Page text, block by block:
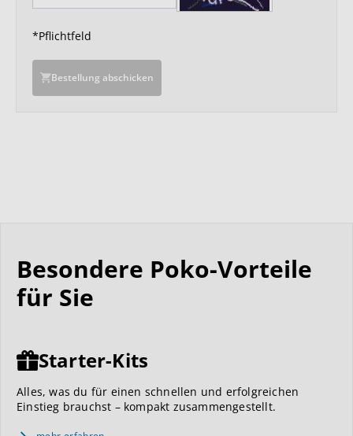
*Pflichtfeld
Bestellung abschicken
Besondere Poko-Vorteile
für Sie
Starter-Kits
Alles, was du für einen schnellen und erfolgreichen
Einstieg brauchst – kompakt zusammengestellt.